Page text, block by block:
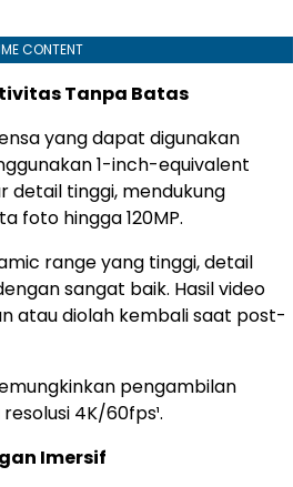
CONTENT
Tanpa Batas
yang dapat digunakan
1-inch-equivalent
detail tinggi, mendukung
foto hingga 120MP.
range yang tinggi, detail
sangat baik. Hasil video
atau diolah kembali saat post-
pengambilan
4K/60fps¹.
Imersif